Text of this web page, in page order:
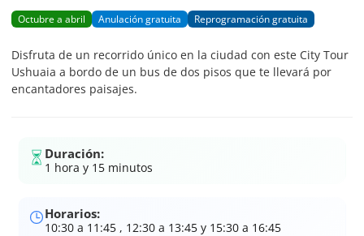
Octubre a abril Anulación gratuita Reprogramación gratuita
Disfruta de un recorrido único en la ciudad con este City Tour
Ushuaia a bordo de un bus de dos pisos que te llevará por
encantadores paisajes.
Duración:
1 hora y 15 minutos
Horarios:
10:30 a 11:45 , 12:30 a 13:45 y 15:30 a 16:45